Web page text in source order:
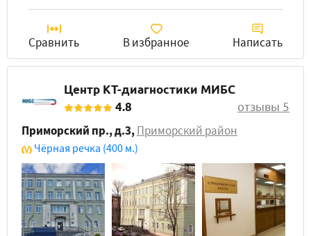
Сравнить В избранное Написать
Центр КТ-диагностики МИБС
4.8
отзывы 5
Приморский пр., д.3,Приморский район
Чёрная речка (400 м.)